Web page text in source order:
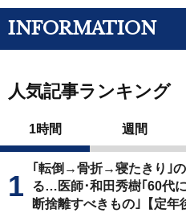
INFORMATION
人気記事ランキング
1時間 週間
｢転倒→骨折→寝たきり｣
る…医師･和田秀樹｢60代
断捨離すべきもの｣【定年